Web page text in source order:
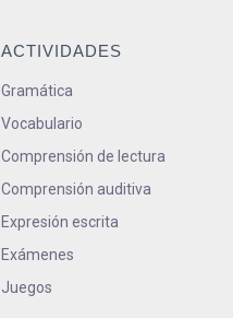
ACTIVIDADES
Gramática
Vocabulario
Comprensión de lectura
Comprensión auditiva
Expresión escrita
Exámenes
Juegos